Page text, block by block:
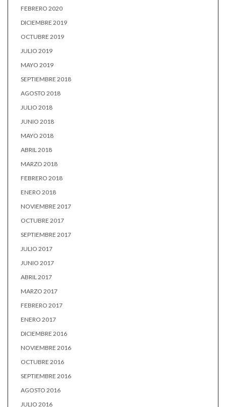
FEBRERO 2020
DICIEMBRE 2019
OCTUBRE 2019
JULIO 2019
MAYO 2019
SEPTIEMBRE 2018
AGOSTO 2018
JULIO 2018
JUNIO 2018
MAYO 2018
ABRIL 2018
MARZO 2018
FEBRERO 2018
ENERO 2018
NOVIEMBRE 2017
OCTUBRE 2017
SEPTIEMBRE 2017
JULIO 2017
JUNIO 2017
ABRIL 2017
MARZO 2017
FEBRERO 2017
ENERO 2017
DICIEMBRE 2016
NOVIEMBRE 2016
OCTUBRE 2016
SEPTIEMBRE 2016
AGOSTO 2016
JULIO 2016